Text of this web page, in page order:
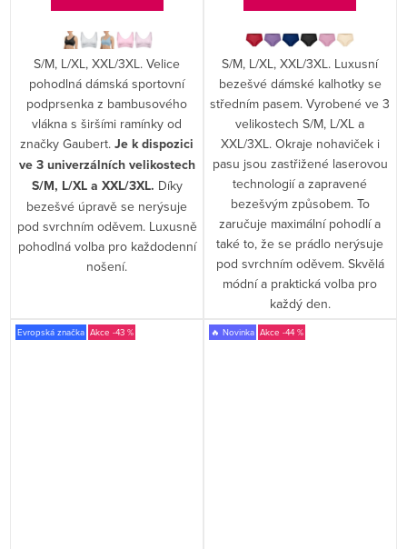
S/M, L/XL, XXL/3XL. Velice
pohodlná dámská sportovní
podprsenka z bambusového
vlákna s širšími ramínky od
značky Gaubert.Je k dispozici
ve 3 univerzálních velikostech
S/M, L/XL a XXL/3XL. Díky
bezešvé úpravě se nerýsuje
pod svrchním oděvem. Luxusně
pohodlná volba pro každodenní
nošení.
S/M, L/XL, XXL/3XL. Luxusní
bezešvé dámské kalhotky se
středním pasem. Vyrobené ve 3
velikostech S/M, L/XL a
XXL/3XL. Okraje nohaviček i
pasu jsou zastřižené laserovou
technologií a zapravené
bezešvým způsobem. To
zaručuje maximální pohodlí a
také to, že se prádlo nerýsuje
pod svrchním oděvem. Skvělá
módní a praktická volba pro
každý den.
Evropská značka -43 % 🔥 Novinka -44 %